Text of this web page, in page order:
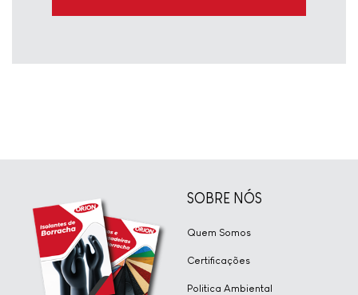
SOBRE NÓS
Quem Somos
Certificações
Politica Ambiental